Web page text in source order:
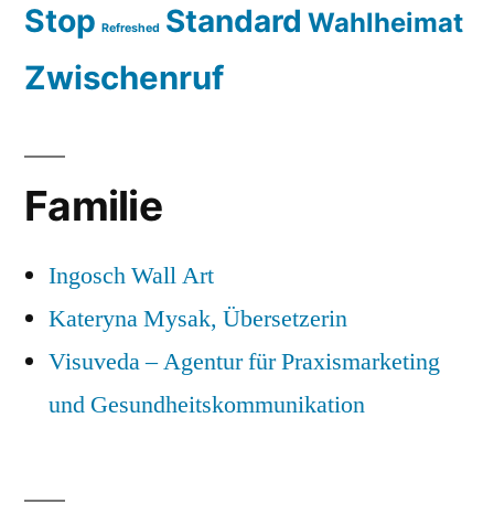
Stop Refreshed Standard Wahlheimat
Zwischenruf
Familie
Ingosch Wall Art
Kateryna Mysak, Übersetzerin
Visuveda – Agentur für Praxismarketing
und Gesundheitskommunikation